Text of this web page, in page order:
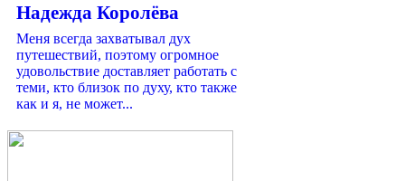
Надежда Королёва
Меня всегда захватывал дух
путешествий, поэтому огромное
удовольствие доставляет работать с
теми, кто близок по духу, кто также
как и я, не может...